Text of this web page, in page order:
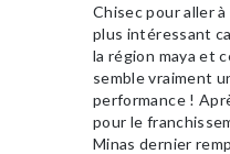
Chisec pour aller à
plus intéressant
la région maya et
semble vraiment
performance !
pour le
Minas dernier